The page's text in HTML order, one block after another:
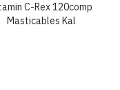
C-Rex 120comp
Masticables Kal